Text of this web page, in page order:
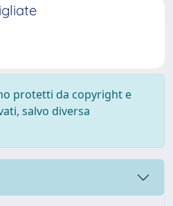
protetti da copyright e
salvo diversa